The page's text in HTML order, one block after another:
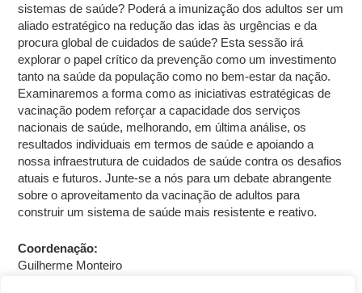
sistemas de saúde? Poderá a imunização dos adultos ser um
aliado estratégico na redução das idas às urgências e da
procura global de cuidados de saúde? Esta sessão irá
explorar o papel crítico da prevenção como um investimento
tanto na saúde da população como no bem-estar da nação.
Examinaremos a forma como as iniciativas estratégicas de
vacinação podem reforçar a capacidade dos serviços
nacionais de saúde, melhorando, em última análise, os
resultados individuais em termos de saúde e apoiando a
nossa infraestrutura de cuidados de saúde contra os desafios
atuais e futuros. Junte-se a nós para um debate abrangente
sobre o aproveitamento da vacinação de adultos para
construir um sistema de saúde mais resistente e reativo.
Coordenação:
Guilherme Monteiro